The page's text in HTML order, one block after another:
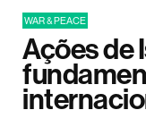
WAR & PEACE
Ações de